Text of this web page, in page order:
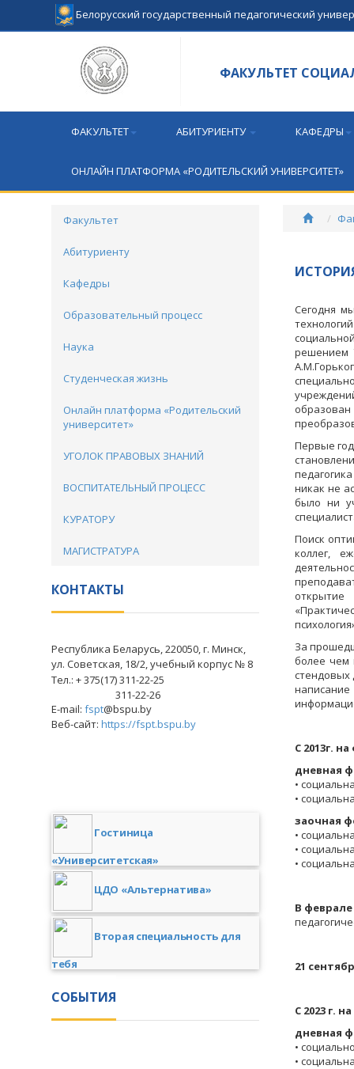
Белорусский государственный педагогический
ФАКУЛЬТЕТ
ФАКУЛЬТЕТ АБИТУРИЕНТУ КАФЕДРЫ
ОНЛАЙН ПЛАТФОРМА «РОДИТЕЛЬСКИЙ УНИВЕРСИТЕТ»
Факультет
Абитуриенту
Кафедры
Образовательный процесс
Наука
Студенческая жизнь
Онлайн платформа «Родительский
университет»
УГОЛОК ПРАВОВЫХ ЗНАНИЙ
ВОСПИТАТЕЛЬНЫЙ ПРОЦЕСС
КУРАТОРУ
МАГИСТРАТУРА
КОНТАКТЫ
Республика Беларусь, 220050, г. Минск,
ул. Советская, 18/2, учебный корпус № 8
Тел.: + 375(17) 311-22-25
311-22-26
E-mail: fspt@bspu.by
Веб-сайт: https://fspt.bspu.by
Гостиница
«Университетская»
ЦДО «Альтернатива»
Вторая специальность для
тебя
СОБЫТИЯ
Сегодня
решением
Первые
никак не
было ни
Поиск
коллег,
открытие
За
более чем
стендовых
С 2013г.
дневная
•
•
заочная
•
•
•
В феврале
21
С 2023 г.
дневная
•
•